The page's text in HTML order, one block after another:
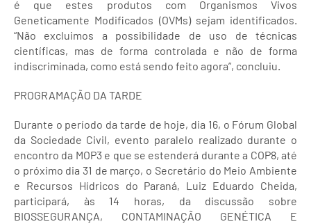
é que estes produtos com Organismos Vivos
Geneticamente Modificados (OVMs) sejam identificados.
“Não excluimos a possibilidade de uso de técnicas
científicas, mas de forma controlada e não de forma
indiscriminada, como está sendo feito agora”, concluiu.
PROGRAMAÇÃO DA TARDE
Durante o período da tarde de hoje, dia 16, o Fórum Global
da Sociedade Civil, evento paralelo realizado durante o
encontro da MOP3 e que se estenderá durante a COP8, até
o próximo dia 31 de março, o Secretário do Meio Ambiente
e Recursos Hídricos do Paraná, Luiz Eduardo Cheida,
participará, às 14 horas, da discussão sobre
BIOSSEGURANÇA, CONTAMINAÇÃO GENÉTICA E